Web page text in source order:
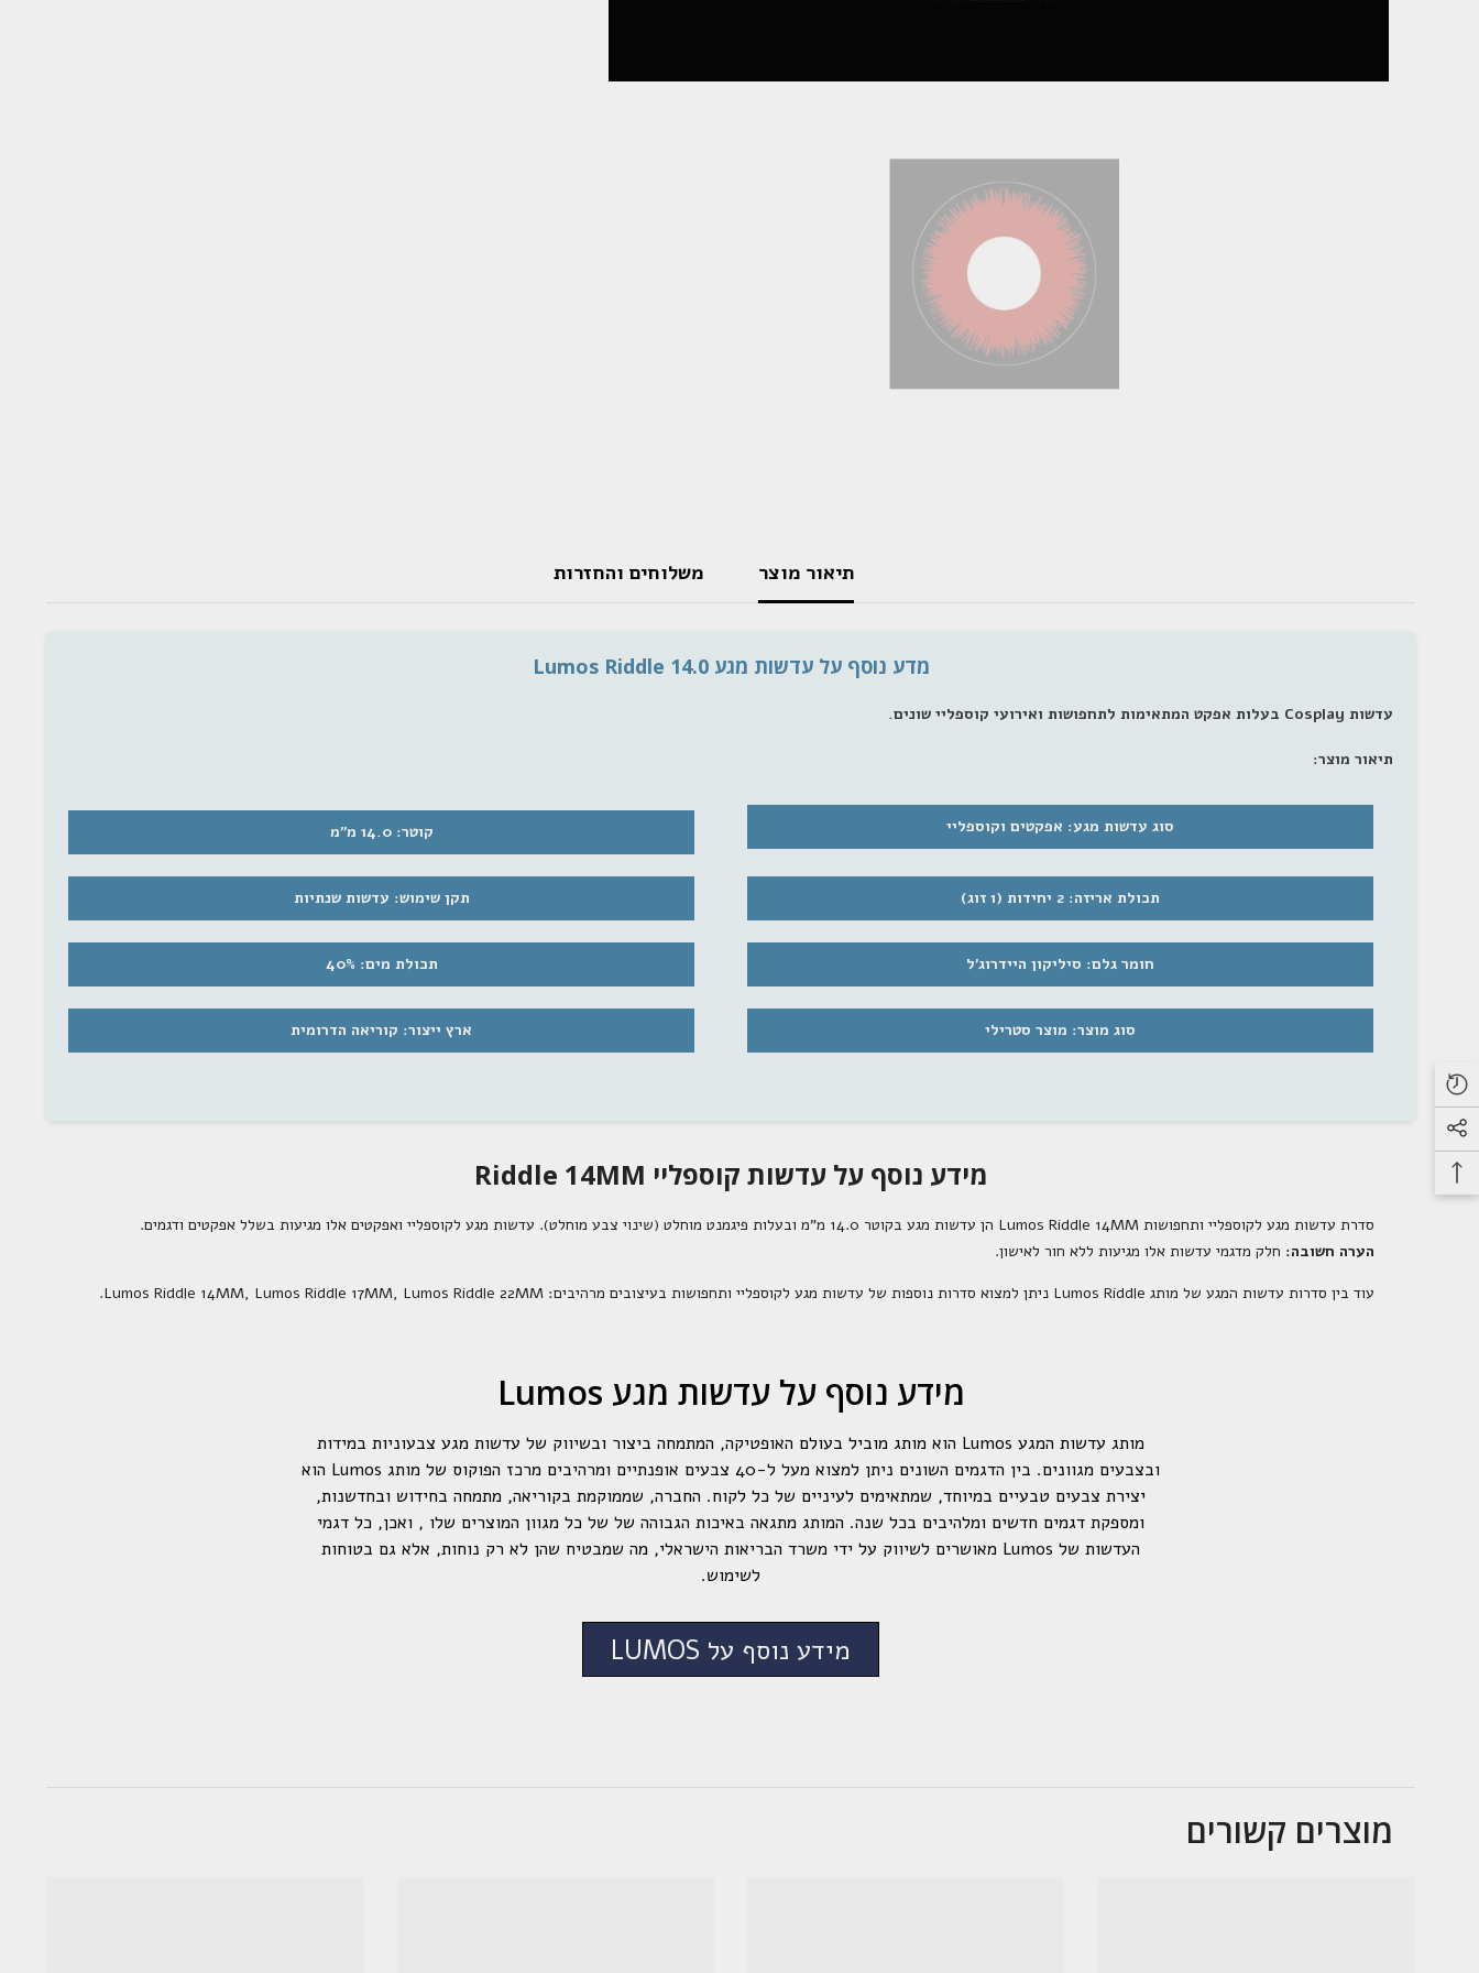
תיאור מוצר משלוחים והחזרות
מדע נוסף על עדשות מגע Lumos Riddle 14.0
עדשות Cosplay בעלות אפקט המתאימות לתחפושות ואירועי קוספליי שונים.
תיאור מוצר:
סוג עדשות מגע: אפקטים וקוספליי קוטר: 14.0 מ"מ
תכולת אריזה: 2 יחידות (1 זוג) תקן שימוש: עדשות שנתיות
חומר גלם: סיליקון היידרוג'ל תכולת מים: 40%
סוג מוצר: מוצר סטרילי ארץ ייצור: קוריאה הדרומית
מידע נוסף על עדשות קוספליי Riddle 14MM
סדרת עדשות מגע לקוספליי ותחפושות Lumos Riddle 14MM הן עדשות מגע בקוטר 14.0 מ"מ ובעלות פיגמנט מוחלט (שינוי צבע מוחלט). עדשות מגע לקוספליי ואפקטים אלו מגיעות בשלל אפקטים ודגמים.
הערה חשובה: חלק מדגמי עדשות אלו מגיעות ללא חור לאישון.
עוד בין סדרות עדשות המגע של מותג Lumos Riddle ניתן למצוא סדרות נוספות של עדשות מגע לקוספליי ותחפושות בעיצובים מרהיבים: Lumos Riddle 14MM, Lumos Riddle 17MM, Lumos Riddle 22MM
.
מידע נוסף על עדשות מגע Lumos
מותג עדשות המגע Lumos הוא מותג מוביל בעולם האופטיקה, המתמחה ביצור ובשיווק של עדשות מגע צבעוניות במידות
ובצבעים מגוונים. בין הדגמים השונים ניתן למצוא מעל ל-40 צבעים אופנתיים ומרהיבים מרכז הפוקוס של מותג Lumos הוא
יצירת צבעים טבעיים במיוחד, שמתאימים לעיניים של כל לקוח. החברה, שממוקמת בקוריאה, מתמחה בחידוש ובחדשנות,
ומספקת דגמים חדשים ומלהיבים בכל שנה. המותג מתגאה באיכות הגבוהה של של כל מגוון המוצרים שלו , ואכן, כל דגמי
העדשות של Lumos מאושרים לשיווק על ידי משרד הבריאות הישראלי, מה שמבטיח שהן לא רק נוחות, אלא גם בטוחות
לשימוש.
מידע נוסף על LUMOS
מוצרים קשורים
הצטרפות לרשימת התפוצה
שלנו
כדאי להצטרף לקבלת עדכונים מיוחדים לקבלת
הרשמה